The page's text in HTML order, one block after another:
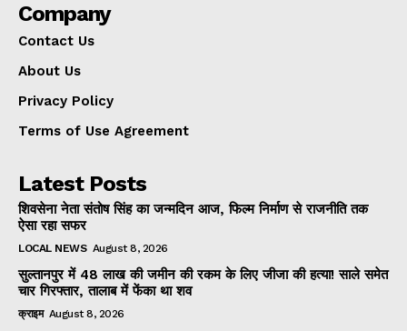
Company
Contact Us
About Us
Privacy Policy
Terms of Use Agreement
Latest Posts
शिवसेना नेता संतोष सिंह का जन्मदिन आज, फिल्म निर्माण से राजनीति तक
ऐसा रहा सफर
LOCAL NEWS August 8, 2026
सुल्तानपुर में 48 लाख की जमीन की रकम के लिए जीजा की हत्या! साले समेत
चार गिरफ्तार, तालाब में फेंका था शव
क्राइम August 8, 2026